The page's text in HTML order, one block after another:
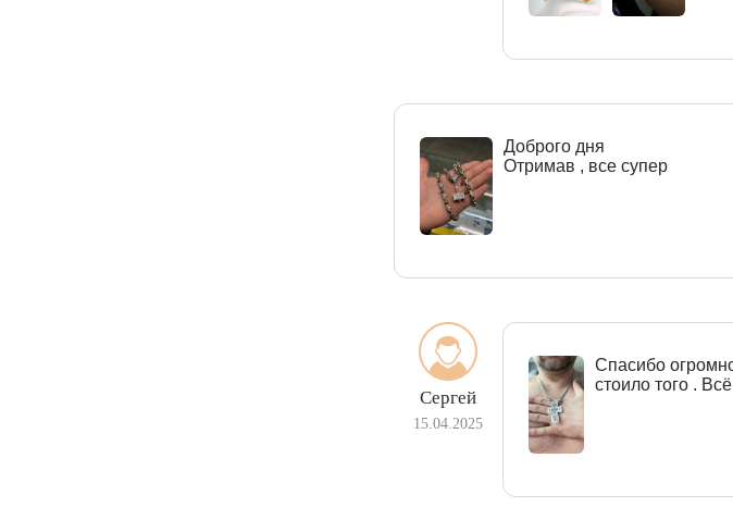
Доброго дня
Отримав , все супер
Сергей
15.04.2025
Спасибо
стоило того .